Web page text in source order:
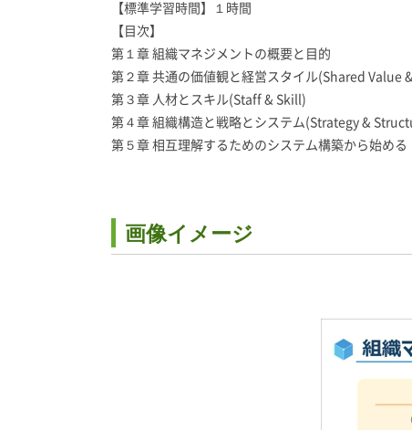
【標準学習時間】１時間
【目次】
第１章 組織マネジメントの概要と目的
第２章 共通の価値観と経営スタイル(Shared Value
第３章 人材とスキル(Staff & Skill)
第４章 組織構造と戦略とシステム(Strategy &
第５章 相互理解するためのシステム構築から始める
画像イメージ